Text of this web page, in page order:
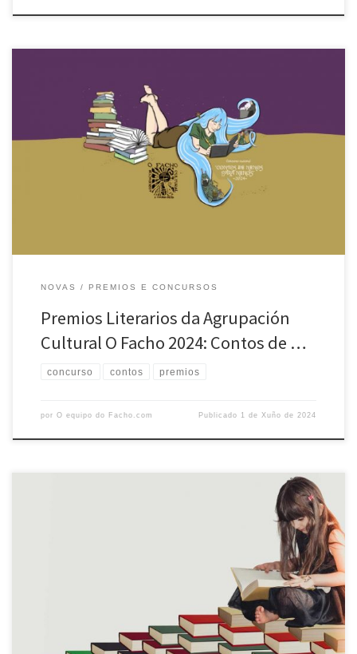
A seguir detállase polo miúdo a resolución do concurso anual de
contos da Agrupación Cultural O Facho: Premios da Categoría
A(Nenos e nenas dende 9 ata 12 anos): 1º PREMIO Título: “O futuro de
Onha”.Autora: Ada Saurin López.Centro: IES Ramón Menéndez Pidal (A
Coruña) 2º PREMIO Título: “Aislin, a nena […]
NOVAS PREMIOS E CONCURSOS
Premios Literarios da Agrupación
Cultural O Facho 2024: Contos de …
concurso contos premios
por O equipo do Facho.com Publicado 1 de Xuño de 2024
A seguir detállase polo miúdo a resolución dos concursos anuais de
poesíae teatro da Agrupación Cultural O Facho: Concurso de Teatro
Infantil O Facho 2024 Obra gañadora: Xoguetes e brinquedosAutora:
Raquel Castro Martínez O xurado, composto por Manuel Lourenzo,
Carmen Martínez e Diana Varela Puñal,valorou na peza teatral a